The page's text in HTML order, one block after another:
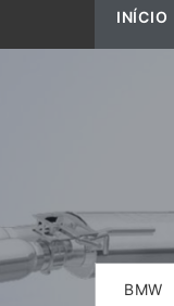
INÍCIO
BMW